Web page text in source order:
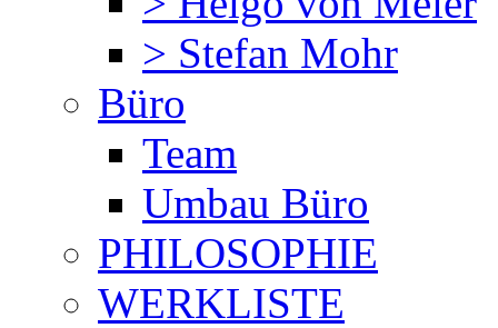
> Stefan Mohr
Büro
Team
Umbau Büro
PHILOSOPHIE
WERKLISTE